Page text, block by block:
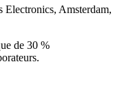
Electronics, Amsterdam,
de 30 %